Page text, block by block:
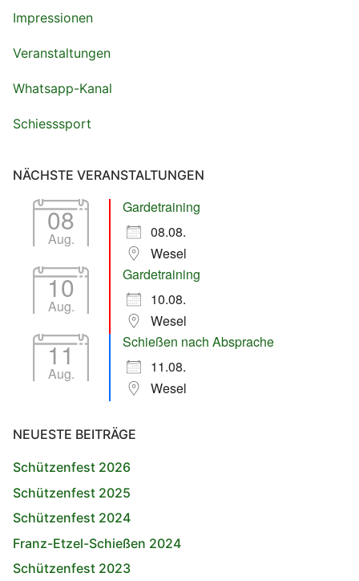
Impressionen
Veranstaltungen
Whatsapp-Kanal
Schiesssport
NÄCHSTE VERANSTALTUNGEN
08
Aug.
Gardetraining
08.08.
Wesel
10
Aug.
Gardetraining
10.08.
Wesel
11
Aug.
Schießen nach Absprache
11.08.
Wesel
NEUESTE BEITRÄGE
Schützenfest 2026
Schützenfest 2025
Schützenfest 2024
Franz-Etzel-Schießen 2024
Schützenfest 2023